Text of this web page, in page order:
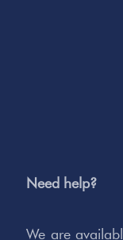
Need help?
We are